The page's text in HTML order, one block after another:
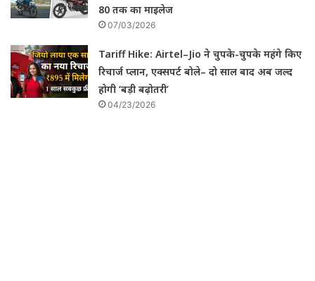
80 तक का माइलेज
07/03/2026
Tariff Hike: Airtel–Jio ने चुपके-चुपके महंगे किए
रिचार्ज प्लान, एक्सपर्ट बोले– दो साल बाद अब जल्द
होगी ‘बड़ी बढ़ोतरी’
04/23/2026